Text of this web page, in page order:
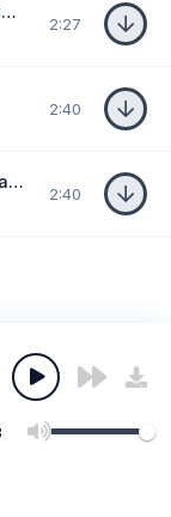
Гюзял гюзял көздерінмен қарашы маған
2:27
2:40
Саусағыңмен шаштарыңды тараған
2:40